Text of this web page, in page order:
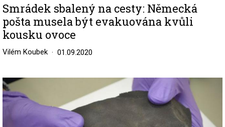
Smrádek sbalený na cesty: Německá
pošta musela být evakuována kvůli
kousku ovoce
Vilém Koubek 01.09.2020
Image